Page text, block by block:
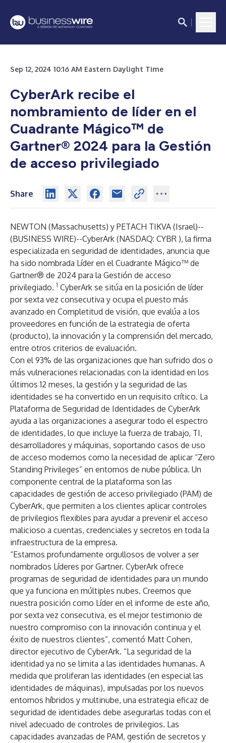
Sep 12, 2024 10:16 AM Eastern Daylight Time
CyberArk recibe el
nombramiento de líder en el
Cuadrante Mágico™ de
Gartner® 2024 para la Gestión
de acceso privilegiado
Share
NEWTON (Massachusetts) y PETACH TIKVA (Israel)--
(BUSINESS WIRE)--CyberArk (NASDAQ: CYBR ), la firma
especializada en seguridad de identidades, anuncia que
ha sido nombrada Líder en el Cuadrante Mágico™ de
Gartner® de 2024 para la Gestión de acceso
privilegiado. 1 CyberArk se sitúa en la posición de líder
por sexta vez consecutiva y ocupa el puesto más
avanzado en Completitud de visión, que evalúa a los
proveedores en función de la estrategia de oferta
(producto), la innovación y la comprensión del mercado,
entre otros criterios de evaluación.
Con el 93% de las organizaciones que han sufrido dos o
más vulneraciones relacionadas con la identidad en los
últimos 12 meses, la gestión y la seguridad de las
identidades se ha convertido en un requisito crítico. La
Plataforma de Seguridad de Identidades de CyberArk
ayuda a las organizaciones a asegurar todo el espectro
de identidades, lo que incluye la fuerza de trabajo, TI,
desarrolladores y máquinas, soportando casos de uso
de acceso modernos como la necesidad de aplicar “Zero
Standing Privileges” en entornos de nube pública. Un
componente central de la plataforma son las
capacidades de gestión de acceso privilegiado (PAM) de
CyberArk, que permiten a los clientes aplicar controles
de privilegios flexibles para ayudar a prevenir el acceso
malicioso a cuentas, credenciales y secretos en toda la
infraestructura de la empresa.
“Estamos profundamente orgullosos de volver a ser
nombrados Líderes por Gartner. CyberArk ofrece
programas de seguridad de identidades para un mundo
que ya funciona en múltiples nubes. Creemos que
nuestra posición como Líder en el informe de este año,
por sexta vez consecutiva, es el mejor testimonio de
nuestro compromiso con la innovación continua y el
éxito de nuestros clientes”, comentó Matt Cohen,
director ejecutivo de CyberArk. “La seguridad de la
identidad ya no se limita a las identidades humanas. A
medida que proliferan las identidades (en especial las
identidades de máquinas), impulsadas por los nuevos
entornos híbridos y multinube, una estrategia eficaz de
seguridad de identidades debe asegurarlas todas con el
nivel adecuado de controles de privilegios. Las
capacidades avanzadas de PAM, gestión de secretos y